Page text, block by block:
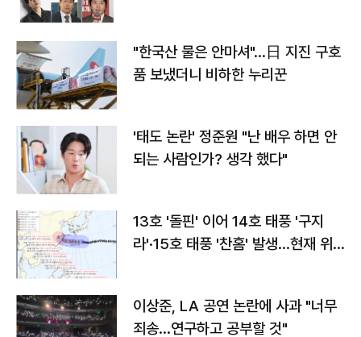
"한국산 물은 안마셔"…日 지진 구호
품 보냈더니 비하한 누리꾼
'태도 논란' 정준원 "난 배우 하면 안
되는 사람인가? 생각 했다"
13호 '돌핀' 이어 14호 태풍 '구지
라'·15호 태풍 '찬홈' 발생…현재 위
이상준, LA 공연 논란에 사과 "너무
죄송…연구하고 공부할 것"